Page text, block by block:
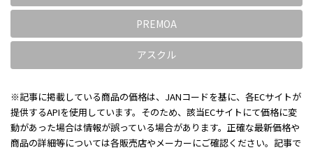
PREMOA
アスクル
※記事に掲載している商品の価格は、JANコードを基に、各ECサイトが
提供するAPIを使用しています。そのため、該当ECサイトにて価格に変
動があった場合は情報が誤っている場合があります。正確な最新価格や
商品の詳細等については各販売店やメーカーにご確認ください。記事で